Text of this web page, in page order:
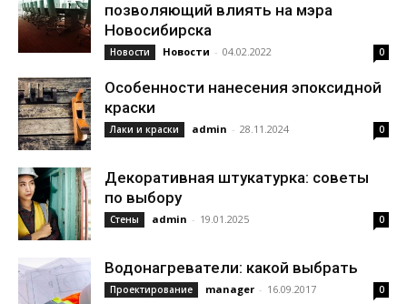
позволяющий влиять на мэра
Новосибирска
Новости Новости - 04.02.2022 0
Особенности нанесения эпоксидной
краски
Лаки и краски admin - 28.11.2024 0
Декоративная штукатурка: советы
по выбору
Стены admin - 19.01.2025 0
Водонагреватели: какой выбрать
Проектирование manager - 16.09.2017 0